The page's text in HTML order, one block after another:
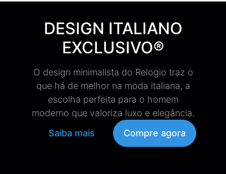
DESIGN ITALIANO
EXCLUSIVO®
O design minimalista do Relogio traz o
que há de melhor na moda italiana, a
escolha perfeita para o homem
moderno que valoriza luxo e elegância.
Saiba mais
Compre agora